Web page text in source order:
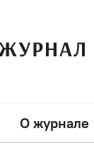
О журнале